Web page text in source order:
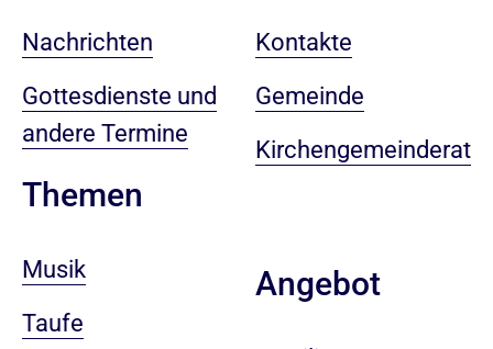
Nachrichten
Gottesdienste und
andere Termine
Themen
Musik
Taufe
Kontakte
Gemeinde
Kirchengemeinderat
Angebot